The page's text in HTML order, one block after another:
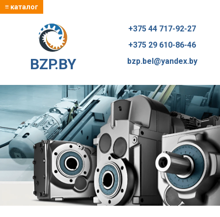
≡ каталог
BZP.BY
+375 44 717-92-27
+375 29 610-86-46
bzp.bel@yandex.by